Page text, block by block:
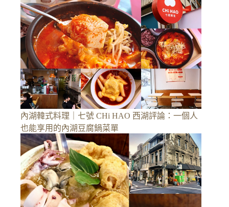
內湖韓式料理｜七號 CHi HAO 西湖評論：一個人
也能享用的內湖豆腐鍋菜單